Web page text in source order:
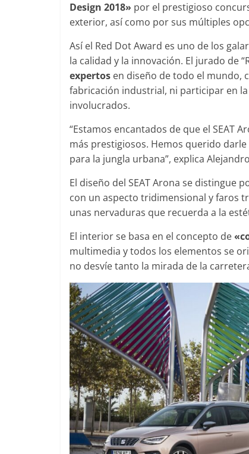
Design 2018» por el prestigioso
exterior, así como por sus múltiples
Así el Red Dot Award es uno de los
la calidad y la innovación. El jurado de
expertos en diseño de todo el mundo,
fabricación industrial, ni participar en
involucrados.
“Estamos encantados de que el SEAT
más prestigiosos. Hemos querido
para la jungla urbana”, explica
El diseño del SEAT Arona se distingue
con un aspecto tridimensional y faros
unas nervaduras que recuerda a la
El interior se basa en el concepto de
multimedia y todos los elementos se
no desvíe tanto la mirada de la
Clásicos
Clase S
años de
31 de enero
Seguridad
entre
4 de